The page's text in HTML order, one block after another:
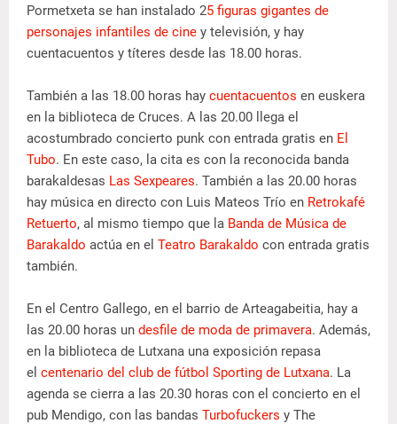
Pormetxeta se han instalado 25 figuras gigantes de
personajes infantiles de cine y televisión, y hay
cuentacuentos y títeres desde las 18.00 horas.
También a las 18.00 horas hay cuentacuentos en euskera
en la biblioteca de Cruces. A las 20.00 llega el
acostumbrado concierto punk con entrada gratis en El
Tubo. En este caso, la cita es con la reconocida banda
barakaldesas Las Sexpeares. También a las 20.00 horas
hay música en directo con Luis Mateos Trío en Retrokafé
Retuerto, al mismo tiempo que la Banda de Música de
Barakaldo actúa en el Teatro Barakaldo con entrada gratis
también.
En el Centro Gallego, en el barrio de Arteagabeitia, hay a
las 20.00 horas un desfile de moda de primavera. Además,
en la biblioteca de Lutxana una exposición repasa
el centenario del club de fútbol Sporting de Lutxana. La
agenda se cierra a las 20.30 horas con el concierto en el
pub Mendigo, con las bandas Turbofuckers y The